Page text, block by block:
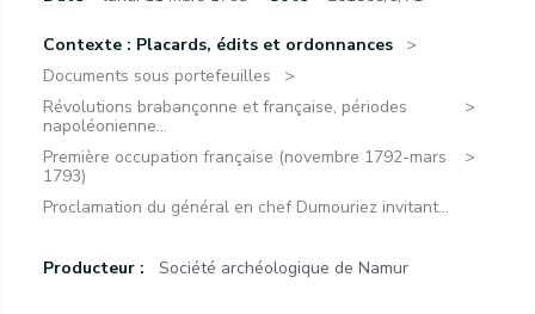
Contexte : Placards, édits et ordonnances
Documents sous portefeuilles
Révolutions brabançonne et française, périodes
napoléonienne...
Première occupation française (novembre 1792-mars
1793)
Proclamation du général en chef Dumouriez invitant...
Producteur : Société archéologique de Namur